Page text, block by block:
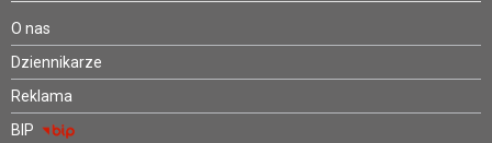
O nas
Dziennikarze
Reklama
BIP